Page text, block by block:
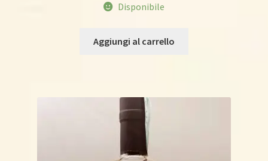
Disponibile
Aggiungi al carrello